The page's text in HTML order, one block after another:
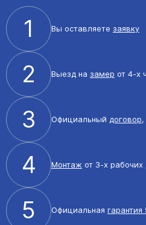
1 Вы оставляете заявку
2 Выезд на замер от 4-х
3 Официальный договор,
4 Монтаж от 3-х рабочих
5 Официальная гарантия